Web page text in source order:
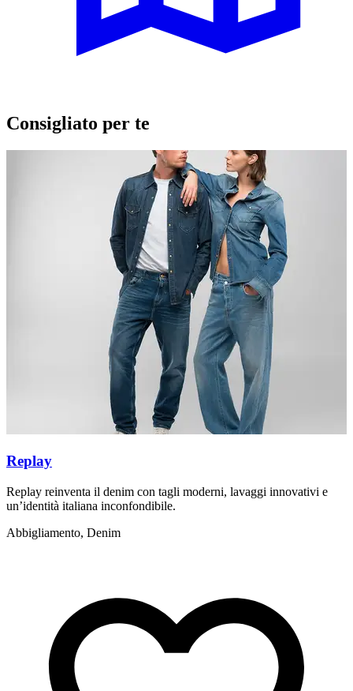
Consigliato per te
Replay
Replay reinventa il denim con tagli moderni, lavaggi innovativi e
un’identità italiana inconfondibile.
Abbigliamento, Denim